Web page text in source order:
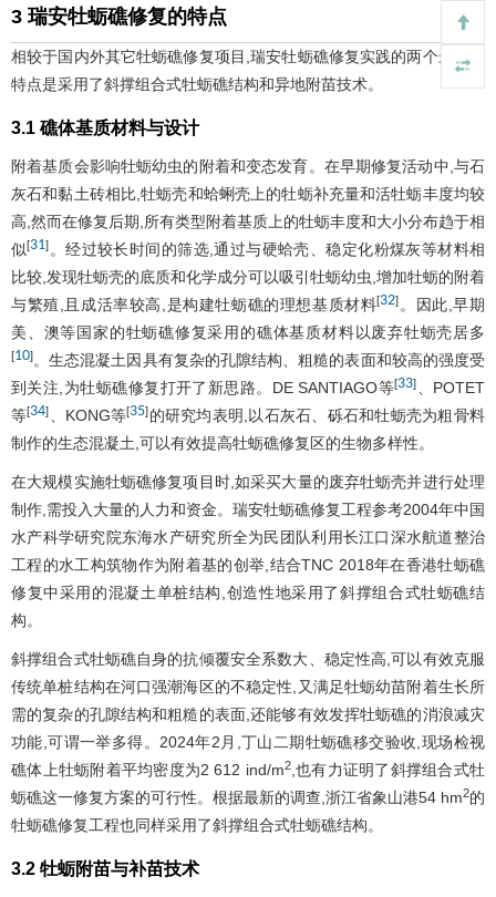
3 瑞安牡蛎礁修复的特点
相较于国内外其它牡蛎礁修复项目,瑞安牡蛎礁修复实践的两个最突出
特点是采用了斜撑组合式牡蛎礁结构和异地附苗技术。
3.1 礁体基质材料与设计
附着基质会影响牡蛎幼虫的附着和变态发育。在早期修复活动中,与石
灰石和黏土砖相比,牡蛎壳和蛤蜊壳上的牡蛎补充量和活牡蛎丰度均较
高,然而在修复后期,所有类型附着基质上的牡蛎丰度和大小分布趋于相
似[31] 。经过较长时间的筛选,通过与硬蛤壳、稳定化粉煤灰等材料相
比较,发现牡蛎壳的底质和化学成分可以吸引牡蛎幼虫,增加牡蛎的附着
与繁殖,且成活率较高,是构建牡蛎礁的理想基质材料[32] 。因此,早期
美、澳等国家的牡蛎礁修复采用的礁体基质材料以废弃牡蛎壳居多
[10]。生态混凝土因具有复杂的孔隙结构、粗糙的表面和较高的强度受
到关注,为牡蛎礁修复打开了新思路。DE SANTIAGO等[33]
、POTET
等[34] 、KONG等[35]的研究均表明,以石灰石、砾石和牡蛎壳为粗骨料
制作的生态混凝土,可以有效提高牡蛎礁修复区的生物多样性。
在大规模实施牡蛎礁修复项目时,如采买大量的废弃牡蛎壳并进行处理
制作,需投入大量的人力和资金。瑞安牡蛎礁修复工程参考2004年中国
水产科学研究院东海水产研究所全为民团队利用长江口深水航道整治
工程的水工构筑物作为附着基的创举,结合TNC 2018年在香港牡蛎礁
修复中采用的混凝土单桩结构,创造性地采用了斜撑组合式牡蛎礁结
构。
斜撑组合式牡蛎礁自身的抗倾覆安全系数大、稳定性高,可以有效克服
传统单桩结构在河口强潮海区的不稳定性,又满足牡蛎幼苗附着生长所
需的复杂的孔隙结构和粗糙的表面,还能够有效发挥牡蛎礁的消浪减灾
功能,可谓一举多得。2024年2月,丁山二期牡蛎礁移交验收,现场检视
礁体上牡蛎附着平均密度为2 612 ind/m2,也有力证明了斜撑组合式牡
蛎礁这一修复方案的可行性。根据最新的调查,浙江省象山港54 hm2的
牡蛎礁修复工程也同样采用了斜撑组合式牡蛎礁结构。
3.2 牡蛎附苗与补苗技术